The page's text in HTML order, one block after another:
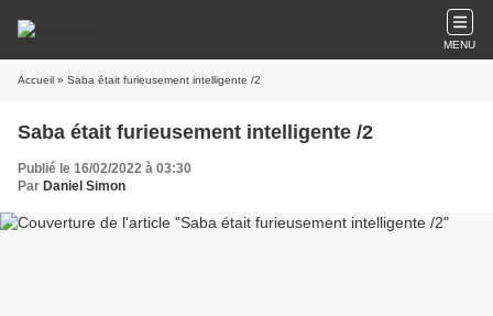
MENU
Accueil » Saba était furieusement intelligente /2
Saba était furieusement intelligente /2
Publié le 16/02/2022 à 03:30
Par Daniel Simon